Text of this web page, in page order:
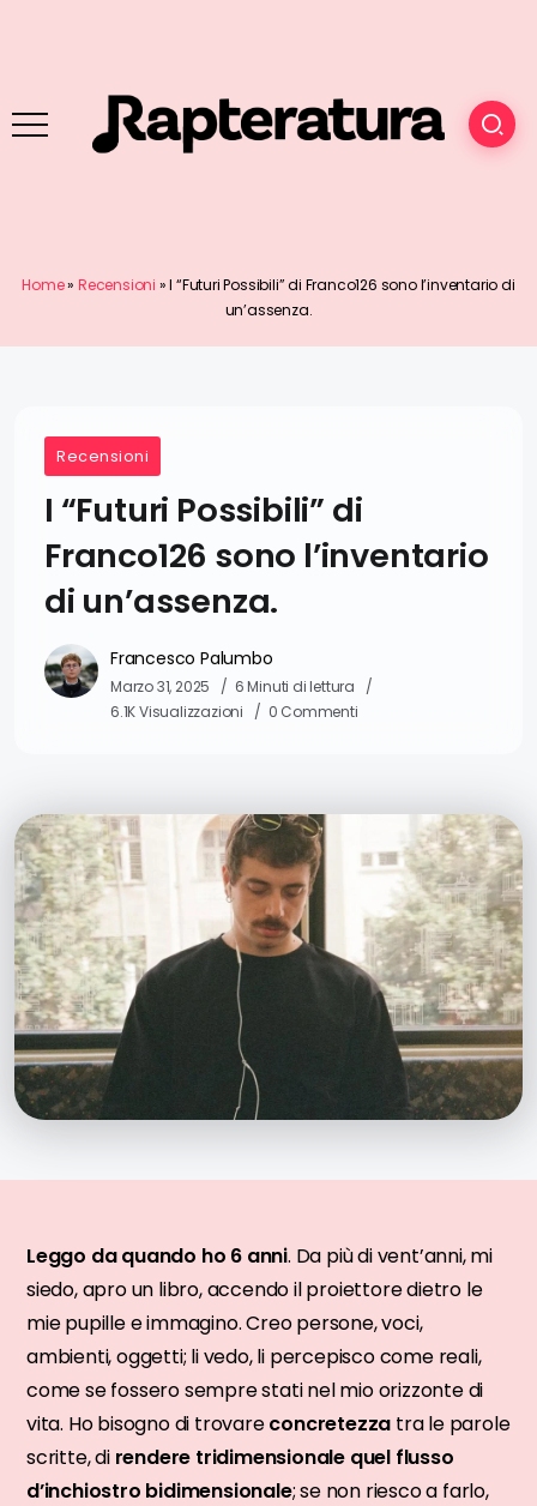
Home» Recensioni »I “Futuri Possibili” di Franco126 sono l’inventario di
un’assenza.
Recensioni
I “Futuri Possibili” di
Franco126 sono l’inventario
di un’assenza.
Francesco Palumbo
Marzo 31, 2025
6 Minuti di lettura
6.1K Visualizzazioni
0 Commenti
Leggo da quando ho 6 anni. Da più di vent’anni, mi
siedo, apro un libro, accendo il proiettore dietro le
mie pupille e immagino. Creo persone, voci,
ambienti, oggetti; li vedo, li percepisco come reali,
come se fossero sempre stati nel mio orizzonte di
vita. Ho bisogno di trovareconcretezza tra le parole
scritte, di rendere tridimensionale quel flusso
d’inchiostro bidimensionale; se non riesco a farlo,